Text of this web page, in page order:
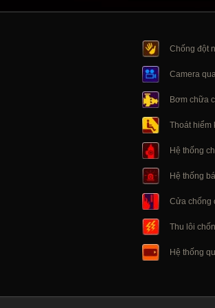
Chống đột
Camera
Bơm chữa
Thoát hiểm
Hệ thống
Hệ thống
Cửa chống
Thu lôi
Hệ thống